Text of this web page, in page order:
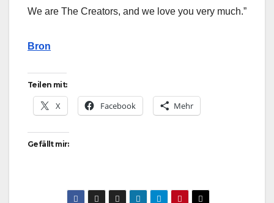
We are The Creators, and we love you very much.”
Bron
Teilen mit:
X Facebook Mehr
Gefällt mir: